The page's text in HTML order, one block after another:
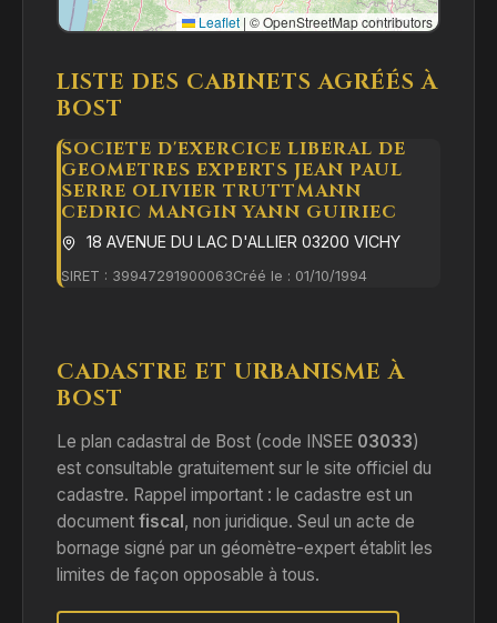
Leaflet | © OpenStreetMap contributors
LISTE DES CABINETS AGRÉÉS À
BOST
SOCIETE D'EXERCICE LIBERAL DE
GEOMETRES EXPERTS JEAN PAUL
SERRE OLIVIER TRUTTMANN
CEDRIC MANGIN YANN GUIRIEC
18 AVENUE DU LAC D'ALLIER 03200 VICHY
SIRET : 39947291900063Créé le : 01/10/1994
CADASTRE ET URBANISME À
BOST
Le plan cadastral de Bost (code INSEE 03033)
est consultable gratuitement sur le site officiel du
cadastre. Rappel important : le cadastre est un
document fiscal, non juridique. Seul un acte de
bornage signé par un géomètre-expert établit les
limites de façon opposable à tous.